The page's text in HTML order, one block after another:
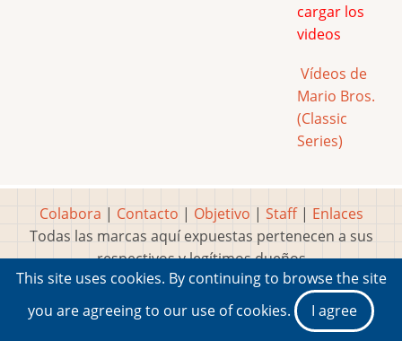
cargar los
videos
Vídeos de
Mario Bros.
(Classic
Series)
Colabora | Contacto | Objetivo | Staff| Enlaces
Todas las marcas aquí expuestas pertenecen a sus
respectivos y legítimos dueños
Idea, página, contenidos y diseños creados porMarty
2001-2026 Museo del Videojuego®
This site uses cookies. By continuing to browse the site
you are agreeing to our use of cookies.
I agree